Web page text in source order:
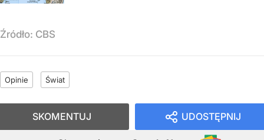
Źródło: CBS
Opinie Świat
UDOSTĘPNIJ
SKOMENTUJ